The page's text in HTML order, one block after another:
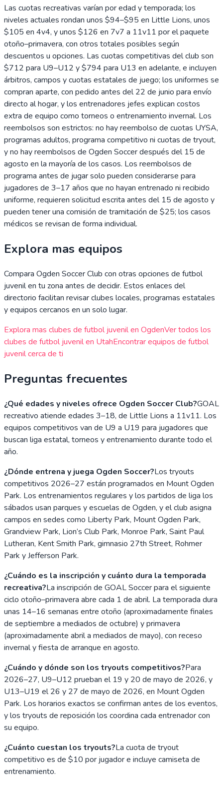
Las cuotas recreativas varían por edad y temporada; los
niveles actuales rondan unos $94–$95 en Little Lions, unos
$105 en 4v4, y unos $126 en 7v7 a 11v11 por el paquete
otoño–primavera, con otros totales posibles según
descuentos u opciones. Las cuotas competitivas del club son
$712 para U9–U12 y $794 para U13 en adelante, e incluyen
árbitros, campos y cuotas estatales de juego; los uniformes se
compran aparte, con pedido antes del 22 de junio para envío
directo al hogar, y los entrenadores jefes explican costos
extra de equipo como torneos o entrenamiento invernal. Los
reembolsos son estrictos: no hay reembolso de cuotas UYSA,
programas adultos, programa competitivo ni cuotas de tryout,
y no hay reembolsos de Ogden Soccer después del 15 de
agosto en la mayoría de los casos. Los reembolsos de
programa antes de jugar solo pueden considerarse para
jugadores de 3–17 años que no hayan entrenado ni recibido
uniforme, requieren solicitud escrita antes del 15 de agosto y
pueden tener una comisión de tramitación de $25; los casos
médicos se revisan de forma individual.
Explora mas equipos
Compara Ogden Soccer Club con otras opciones de futbol
juvenil en tu zona antes de decidir. Estos enlaces del
directorio facilitan revisar clubes locales, programas estatales
y equipos cercanos en un solo lugar.
Explora mas clubes de futbol juvenil en OgdenVer todos los
clubes de futbol juvenil en UtahEncontrar equipos de futbol
juvenil cerca de ti
Preguntas frecuentes
¿Qué edades y niveles ofrece Ogden Soccer Club?GOAL
recreativo atiende edades 3–18, de Little Lions a 11v11. Los
equipos competitivos van de U9 a U19 para jugadores que
buscan liga estatal, torneos y entrenamiento durante todo el
año.
¿Dónde entrena y juega Ogden Soccer?Los tryouts
competitivos 2026–27 están programados en Mount Ogden
Park. Los entrenamientos regulares y los partidos de liga los
sábados usan parques y escuelas de Ogden, y el club asigna
campos en sedes como Liberty Park, Mount Ogden Park,
Grandview Park, Lion’s Club Park, Monroe Park, Saint Paul
Lutheran, Kent Smith Park, gimnasio 27th Street, Rohmer
Park y Jefferson Park.
¿Cuándo es la inscripción y cuánto dura la temporada
recreativa?La inscripción de GOAL Soccer para el siguiente
ciclo otoño–primavera abre cada 1 de abril. La temporada dura
unas 14–16 semanas entre otoño (aproximadamente finales
de septiembre a mediados de octubre) y primavera
(aproximadamente abril a mediados de mayo), con receso
invernal y fiesta de arranque en agosto.
¿Cuándo y dónde son los tryouts competitivos?Para
2026–27, U9–U12 prueban el 19 y 20 de mayo de 2026, y
U13–U19 el 26 y 27 de mayo de 2026, en Mount Ogden
Park. Los horarios exactos se confirman antes de los eventos,
y los tryouts de reposición los coordina cada entrenador con
su equipo.
¿Cuánto cuestan los tryouts?La cuota de tryout
competitivo es de $10 por jugador e incluye camiseta de
entrenamiento.